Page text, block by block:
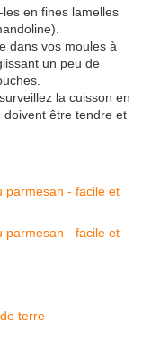
en fines lamelles
dans vos moules à
un peu de
la cuisson en
être tendre et
terre